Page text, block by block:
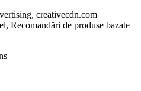
creativecdn.com
Recomandări de produse bazate